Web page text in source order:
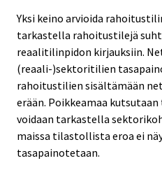
Yksi keino arvioida
tarkastella rahoitustilejä
reaalitilinpidon kirjauksiin.
(reaali-)sektoritilien
rahoitustilien sisältämään
erään. Poikkeamaa
voidaan tarkastella
maissa tilastollista eroa ei
tasapainotetaan.